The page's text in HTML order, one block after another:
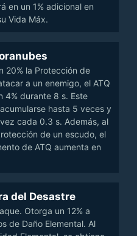
en un 1% adicional en
Vida Máx.
20% la Protección de
a un enemigo, el ATQ
4% durante 8 s. Este
hasta 5 veces y
cada 0.3 s. Además, al
de un escudo, el
de ATQ aumenta en
del Desastre
Otorga un 12% a
de Daño Elemental. Al